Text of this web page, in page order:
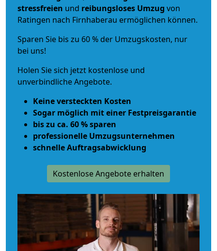
stressfreien und reibungsloses Umzug von
Ratingen nach Firnhaberau ermöglichen können.
Sparen Sie bis zu 60 % der Umzugskosten, nur
bei uns!
Holen Sie sich jetzt kostenlose und
unverbindliche Angebote.
Keine versteckten Kosten
Sogar möglich mit einer Festpreisgarantie
bis zu ca. 60 % sparen
professionelle Umzugsunternehmen
schnelle Auftragsabwicklung
Kostenlose Angebote erhalten